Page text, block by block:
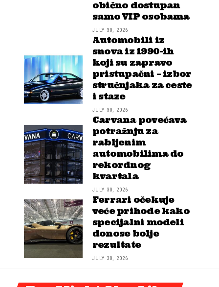
obično dostupan
samo VIP osobama
JULY 30, 2026
Automobili iz
snova iz 1990-ih
koji su zapravo
pristupačni – izbor
stručnjaka za ceste
i staze
JULY 30, 2026
Carvana povećava
potražnju za
rabljenim
automobilima do
rekordnog
kvartala
JULY 30, 2026
Ferrari očekuje
veće prihode kako
specijalni modeli
donose bolje
rezultate
JULY 30, 2026